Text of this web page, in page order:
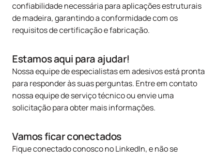
confiabilidade necessária para aplicações estruturais
de madeira, garantindo a conformidade com os
requisitos de certificação e fabricação.
Estamos aqui para ajudar!
Nossa equipe de especialistas em adesivos está pronta
para responder às suas perguntas. Entre em contato
nossa equipe de serviço técnico ouenvie uma
solicitação para obter mais informações.
Vamos ficar conectados
Fique conectado conosco noLinkedIn, e não se